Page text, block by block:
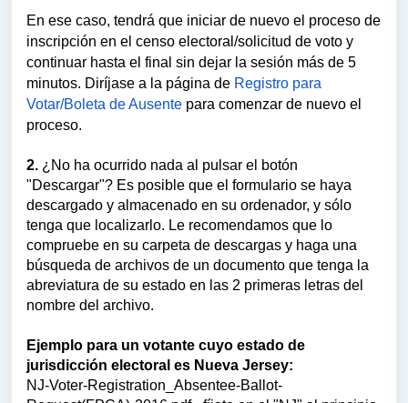
En ese caso, tendrá que iniciar de nuevo el proceso de
inscripción en el censo electoral/solicitud de voto y
continuar hasta el final sin dejar la sesión más de 5
minutos. Diríjase a la página de Registro para
Votar/Boleta de Ausente para comenzar de nuevo el
proceso.
2. ¿No ha ocurrido nada al pulsar el botón
"Descargar"? Es posible que el formulario se haya
descargado y almacenado en su ordenador, y sólo
tenga que localizarlo. Le recomendamos que lo
compruebe en su carpeta de descargas y haga una
búsqueda de archivos de un documento que tenga la
abreviatura de su estado en las 2 primeras letras del
nombre del archivo.
Ejemplo para un votante cuyo estado de
jurisdicción electoral es Nueva Jersey:
NJ-Voter-Registration_Absentee-Ballot-